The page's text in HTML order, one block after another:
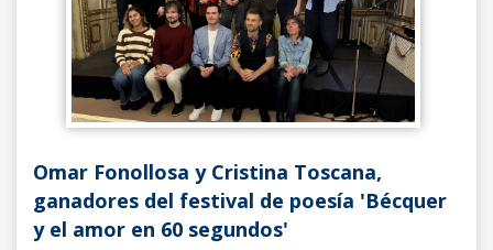
Omar Fonollosa y Cristina Toscana,
ganadores del festival de poesía 'Bécquer
y el amor en 60 segundos'